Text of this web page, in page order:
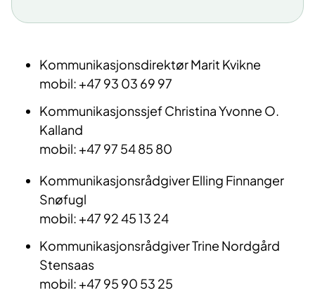
Kommunikasjonsdirektør Marit Kvikne
mobil: +47 93 03 69 97
Kommunikasjonssjef Christina Yvonne O.
Kalland
mobil: +47 97 54 85 80
Kommunikasjonsrådgiver Elling Finnanger
Snøfugl
mobil: +47 92 45 13 24
Kommunikasjonsrådgiver Trine Nordgård
Stensaas
mobil: +47 95 90 53 25​